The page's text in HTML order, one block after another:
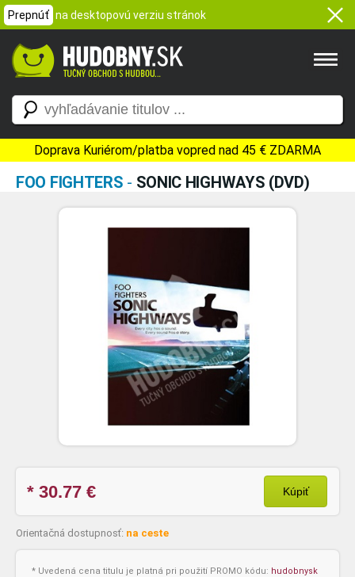
Prepnúť na desktopovú verziu stránok
Doprava Kuriérom/platba vopred nad 45 € ZDARMA
FOO FIGHTERS - SONIC HIGHWAYS (DVD)
* 30.77 € Kúpiť
Orientačná dostupnosť: na ceste
* Uvedená cena titulu je platná pri použití PROMO kódu: hudobnysk